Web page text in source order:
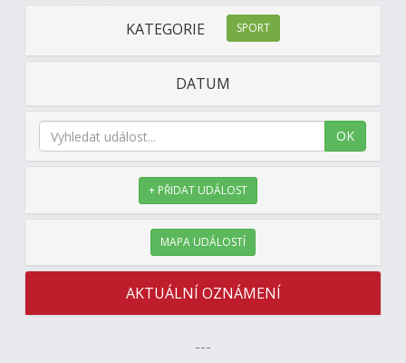
Restaurace a Hotel
KATEGORIE SPORT
DATUM
OK
+ PŘIDAT UDÁLOST
MAPA UDÁLOSTÍ
AKTUÁLNÍ OZNÁMENÍ
---